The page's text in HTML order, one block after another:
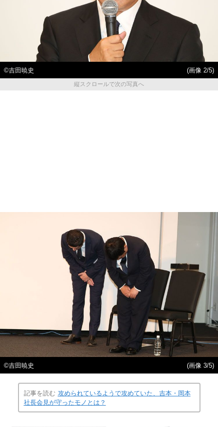
©吉田暁史
(画像 2/5)
縦スクロールで次の写真へ
©吉田暁史 (画像 3/5)
記事を読む 攻められているようで攻めていた、吉本・岡本
社長会見が守ったモノとは？